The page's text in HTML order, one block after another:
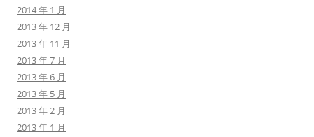
2014 年 1 月
2013 年 12 月
2013 年 11 月
2013 年 7 月
2013 年 6 月
2013 年 5 月
2013 年 2 月
2013 年 1 月